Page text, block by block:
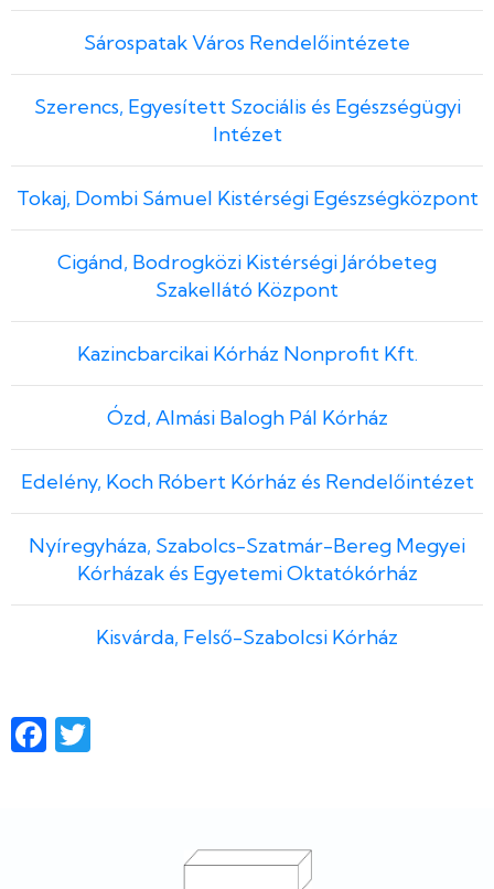
Sárospatak Város Rendelőintézete
Szerencs, Egyesített Szociális és Egészségügyi
Intézet
Tokaj, Dombi Sámuel Kistérségi Egészségközpont
Cigánd, Bodrogközi Kistérségi Járóbeteg
Szakellátó Központ
Kazincbarcikai Kórház Nonprofit Kft.
Ózd, Almási Balogh Pál Kórház
Edelény, Koch Róbert Kórház és Rendelőintézet
Nyíregyháza, Szabolcs-Szatmár-Bereg Megyei
Kórházak és Egyetemi Oktatókórház
Kisvárda, Felső-Szabolcsi Kórház
Facebook